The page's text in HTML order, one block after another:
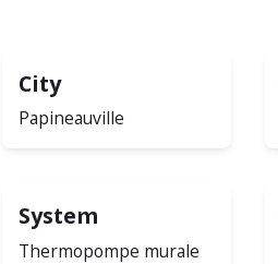
City
Papineauville
System
Thermopompe murale